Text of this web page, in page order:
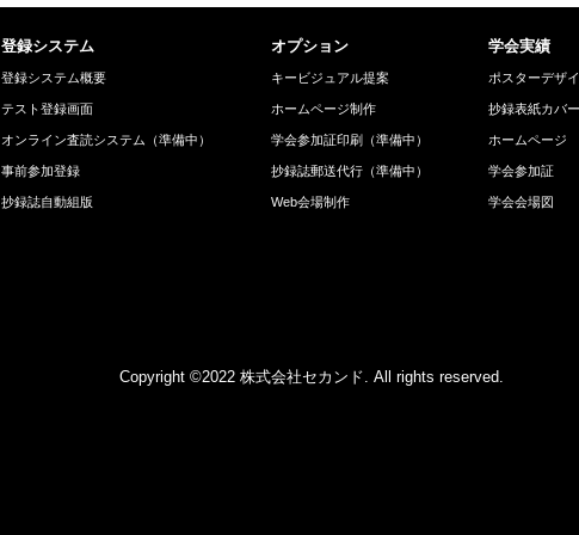
登録システム
登録システム概要
テスト登録画面
オンライン査読システム（準備中）
事前参加登録
抄録誌自動組版
オプション
キービジュアル提案
ホームページ制作
学会参加証印刷（準備中）
抄録誌郵送代行（準備中）
Web会場制作
学会実績
ポスターデザ
抄録表紙カバー
ホームページ
学会参加証
学会会場図
Copyright ©2022 株式会社セカンド. All rights reserved.